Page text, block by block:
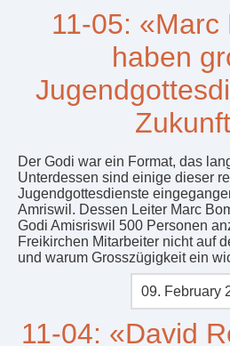
11-05: «Marc
haben
Der Godi war ein Format, das
Unterdessen sind einige dieser
Jugendgottesdienste
Amriswil. Dessen Leiter Marc
Godi Amisriswil 500 Personen
Freikirchen Mitarbeiter nicht auf
und warum Grosszügigkeit ein
09. February
11-04: «David